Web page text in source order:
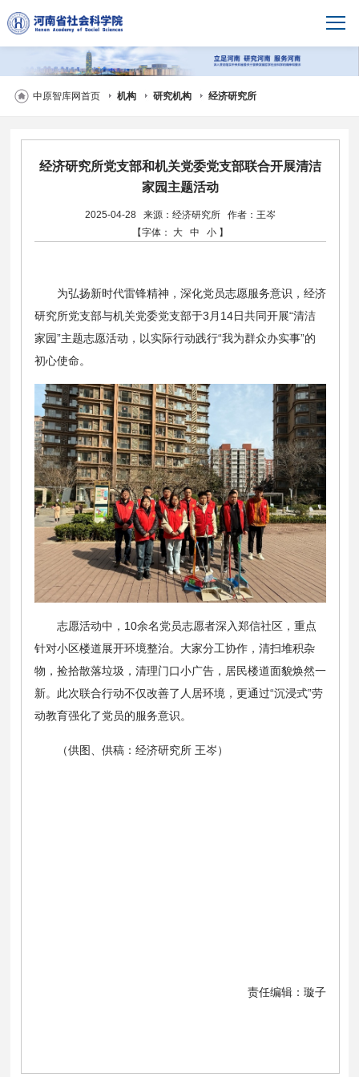
中原智库网首页 机构 研究机构 经济研究所
经济研究所党支部和机关党委党支部联合开展清洁
家园主题活动
2025-04-28 来源：经济研究所
作者：王岑
【字体：
大 中 小 】
为弘扬新时代雷锋精神，深化党员志愿服务意识，经济
研究所党支部与机关党委党支部于3月14日共同开展“清洁
家园”主题志愿活动，以实际行动践行“我为群众办实事”的
初心使命。
志愿活动中，10余名党员志愿者深入郑信社区，重点
针对小区楼道展开环境整治。大家分工协作，清扫堆积杂
物，捡拾散落垃圾，清理门口小广告，居民楼道面貌焕然一
新。此次联合行动不仅改善了人居环境，更通过“沉浸式”劳
动教育强化了党员的服务意识。
（供图、供稿：经济研究所 王岑）
责任编辑：璇子